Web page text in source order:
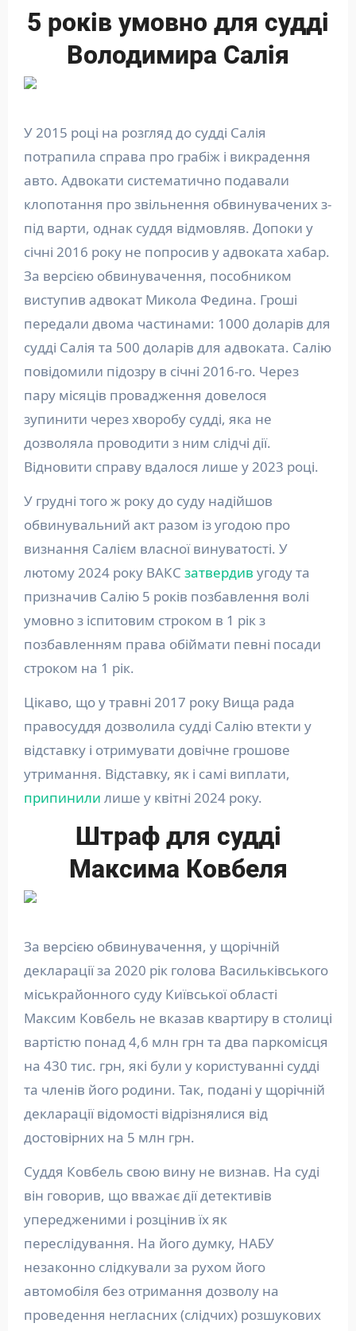
5 років умовно для судді
Володимира Салія
У 2015 році на розгляд до судді Салія
потрапила справа про грабіж і викрадення
авто. Адвокати систематично подавали
клопотання про звільнення обвинувачених з-
під варти, однак суддя відмовляв. Допоки у
січні 2016 року не попросив у адвоката хабар.
За версією обвинувачення, пособником
виступив адвокат Микола Федина. Гроші
передали двома частинами: 1000 доларів для
судді Салія та 500 доларів для адвоката. Салію
повідомили підозру в січні 2016-го. Через
пару місяців провадження довелося
зупинити через хворобу судді, яка не
дозволяла проводити з ним слідчі дії.
Відновити справу вдалося лише у 2023 році.
У грудні того ж року до суду надійшов
обвинувальний акт разом із угодою про
визнання Салієм власної винуватості. У
лютому 2024 року ВАКС затвердив угоду та
призначив Салію 5 років позбавлення волі
умовно з іспитовим строком в 1 рік з
позбавленням права обіймати певні посади
строком на 1 рік.
Цікаво, що у травні 2017 року Вища рада
правосуддя дозволила судді Салію втекти у
відставку і отримувати довічне грошове
утримання. Відставку, як і самі виплати,
припинили лише у квітні 2024 року.
Штраф для судді
Максима Ковбеля
За версією обвинувачення, у щорічній
декларації за 2020 рік голова Васильківського
міськрайонного суду Київської області
Максим Ковбель не вказав квартиру в столиці
вартістю понад 4,6 млн грн та два паркомісця
на 430 тис. грн, які були у користуванні судді
та членів його родини. Так, подані у щорічній
декларації відомості відрізнялися від
достовірних на 5 млн грн.
Суддя Ковбель свою вину не визнав. На суді
він говорив, що вважає дії детективів
упередженими і розцінив їх як
переслідування. На його думку, НАБУ
незаконно слідкували за рухом його
автомобіля без отримання дозволу на
проведення негласних (слідчих) розшукових